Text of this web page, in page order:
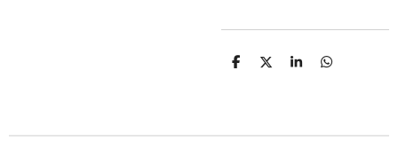
C
r
C
r
C
r
C
r